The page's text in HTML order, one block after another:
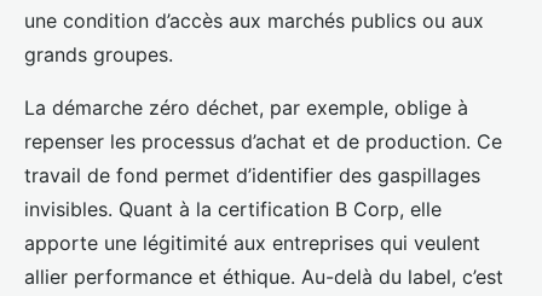
une condition d’accès aux marchés publics ou aux
grands groupes.
La démarche zéro déchet, par exemple, oblige à
repenser les processus d’achat et de production. Ce
travail de fond permet d’identifier des gaspillages
invisibles. Quant à la certification B Corp, elle
apporte une légitimité aux entreprises qui veulent
allier performance et éthique. Au-delà du label, c’est